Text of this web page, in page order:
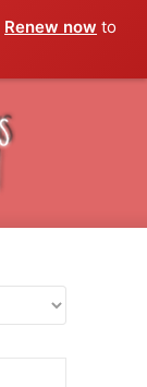
Renew now to